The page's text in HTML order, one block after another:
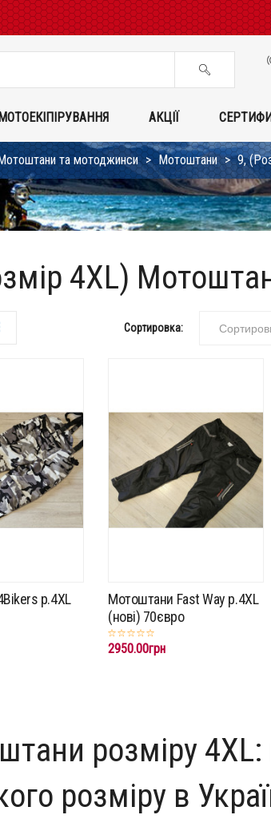
МОТОЕКІПІРУВАННЯ АКЦІЇ
та мотоджинси Мотоштани 9,
4XL)
Сортировка:
p.4XL
Мотоштани Fast Way p.4XL
(нові) 70євро
2950.00грн
розміру 4XL:
розміру в